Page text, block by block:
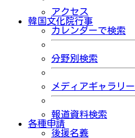
アクセス
韓国文化院行事
カレンダーで検索
分野別検索
メディアギャラリー
報道資料検索
各種申請
後援名義